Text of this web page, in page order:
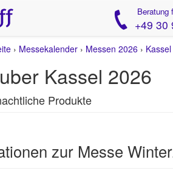
Beratung
+49 30
› Messekalender › Messen 2026 › Kassel
Kassel 2026
Produkte
zur Messe